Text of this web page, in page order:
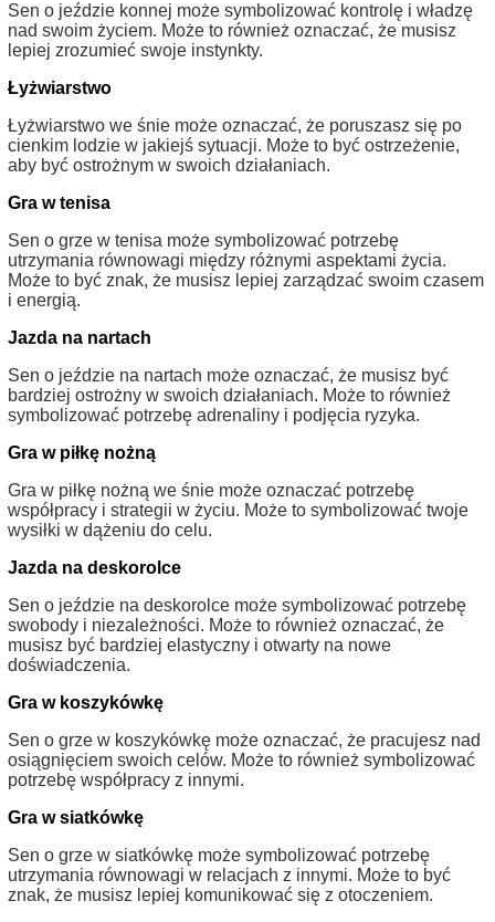
Sen o jeździe konnej może symbolizować kontrolę i władzę
nad swoim życiem. Może to również oznaczać, że musisz
lepiej zrozumieć swoje instynkty.
Łyżwiarstwo
Łyżwiarstwo we śnie może oznaczać, że poruszasz się po
cienkim lodzie w jakiejś sytuacji. Może to być ostrzeżenie,
aby być ostrożnym w swoich działaniach.
Gra w tenisa
Sen o grze w tenisa może symbolizować potrzebę
utrzymania równowagi między różnymi aspektami życia.
Może to być znak, że musisz lepiej zarządzać swoim czasem
i energią.
Jazda na nartach
Sen o jeździe na nartach może oznaczać, że musisz być
bardziej ostrożny w swoich działaniach. Może to również
symbolizować potrzebę adrenaliny i podjęcia ryzyka.
Gra w piłkę nożną
Gra w piłkę nożną we śnie może oznaczać potrzebę
współpracy i strategii w życiu. Może to symbolizować twoje
wysiłki w dążeniu do celu.
Jazda na deskorolce
Sen o jeździe na deskorolce może symbolizować potrzebę
swobody i niezależności. Może to również oznaczać, że
musisz być bardziej elastyczny i otwarty na nowe
doświadczenia.
Gra w koszykówkę
Sen o grze w koszykówkę może oznaczać, że pracujesz nad
osiągnięciem swoich celów. Może to również symbolizować
potrzebę współpracy z innymi.
Gra w siatkówkę
Sen o grze w siatkówkę może symbolizować potrzebę
utrzymania równowagi w relacjach z innymi. Może to być
znak, że musisz lepiej komunikować się z otoczeniem.